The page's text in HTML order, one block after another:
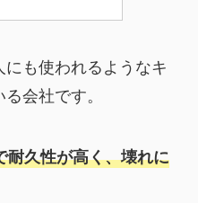
も使われるようなキ
会社です。
耐久性が高く、壊れに